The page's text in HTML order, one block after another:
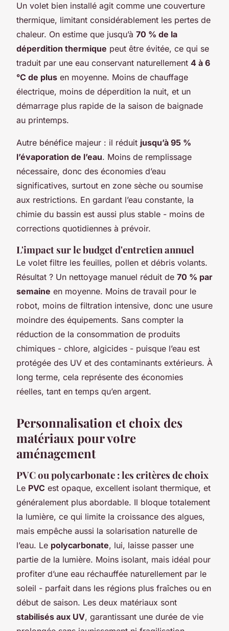
Un volet bien installé agit comme une couverture
thermique, limitant considérablement les pertes de
chaleur. On estime que jusqu’à 70 % de la
déperdition thermique peut être évitée, ce qui se
traduit par une eau conservant naturellement 4 à 6
°C de plus en moyenne. Moins de chauffage
électrique, moins de déperdition la nuit, et un
démarrage plus rapide de la saison de baignade
au printemps.
Autre bénéfice majeur : il réduit jusqu’à 95 %
l’évaporation de l’eau. Moins de remplissage
nécessaire, donc des économies d’eau
significatives, surtout en zone sèche ou soumise
aux restrictions. En gardant l’eau constante, la
chimie du bassin est aussi plus stable - moins de
corrections quotidiennes à prévoir.
L'impact sur le budget d'entretien annuel
Le volet filtre les feuilles, pollen et débris volants.
Résultat ? Un nettoyage manuel réduit de 70 % par
semaine en moyenne. Moins de travail pour le
robot, moins de filtration intensive, donc une usure
moindre des équipements. Sans compter la
réduction de la consommation de produits
chimiques - chlore, algicides - puisque l’eau est
protégée des UV et des contaminants extérieurs. À
long terme, cela représente des économies
réelles, tant en temps qu’en argent.
Personnalisation et choix des
matériaux pour votre
aménagement
PVC ou polycarbonate : les critères de choix
Le PVC est opaque, excellent isolant thermique, et
généralement plus abordable. Il bloque totalement
la lumière, ce qui limite la croissance des algues,
mais empêche aussi la solarisation naturelle de
l’eau. Le polycarbonate, lui, laisse passer une
partie de la lumière. Moins isolant, mais idéal pour
profiter d’une eau réchauffée naturellement par le
soleil - parfait dans les régions plus fraîches ou en
début de saison. Les deux matériaux sont
stabilisés aux UV, garantissant une durée de vie